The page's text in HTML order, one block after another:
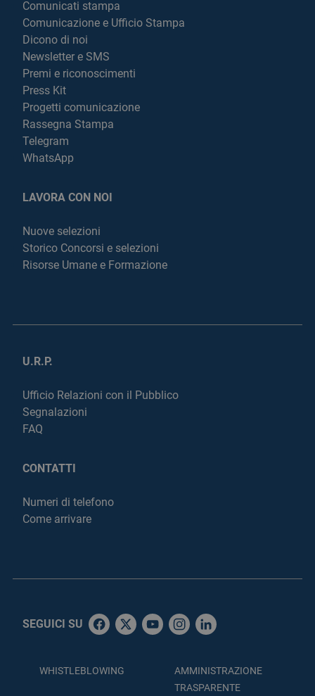
Comunicati stampa
Comunicazione e Ufficio Stampa
Dicono di noi
Newsletter e SMS
Premi e riconoscimenti
Press Kit
Progetti comunicazione
Rassegna Stampa
Telegram
WhatsApp
LAVORA CON NOI
Nuove selezioni
Storico Concorsi e selezioni
Risorse Umane e Formazione
U.R.P.
Ufficio Relazioni con il Pubblico
Segnalazioni
FAQ
CONTATTI
Numeri di telefono
Come arrivare
SEGUICI SU
WHISTLEBLOWING
AMMINISTRAZIONE
TRASPARENTE